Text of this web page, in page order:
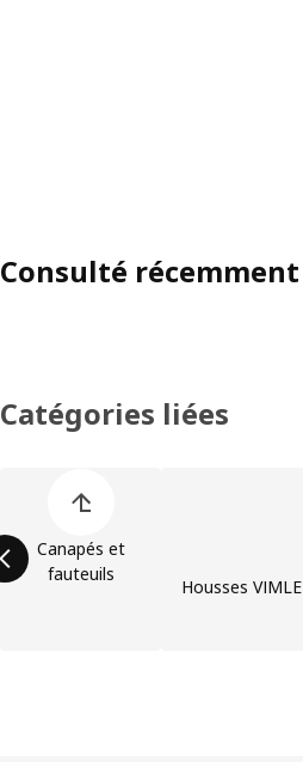
Consulté récemment
Catégories liées
Canapés et
fauteuils
Housses VIMLE